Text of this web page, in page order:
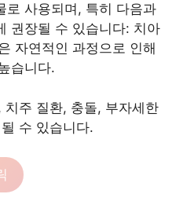
로 사용되며, 특히 다음과
권장될 수 있습니다: 치아
자연적인 과정으로 인해
습니다.
치주 질환, 충돌, 부자세한
수 있습니다.